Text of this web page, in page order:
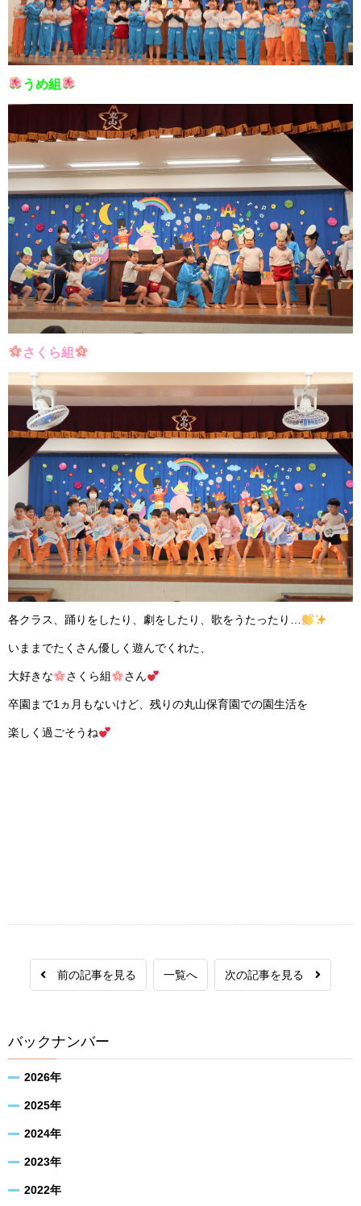
うめ組
さくら組
各クラス、踊りをしたり、劇をしたり、歌をうたったり…
いままでたくさん優しく遊んでくれた、
大好きな さくら組 さん
卒園まで1ヵ月もないけど、残りの丸山保育園での園生活を
楽しく過ごそうね
前の記事を見る 一覧へ 次の記事を見る
バックナンバー
2026年
2025年
2024年
2023年
2022年